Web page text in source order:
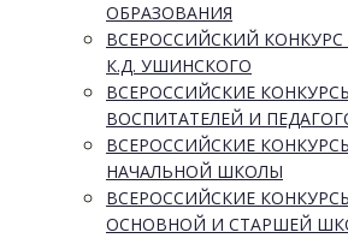
ОБРАЗОВАНИЯ
ВСЕРОССИЙСКИЙ
К.Д. УШИНСКОГО
ВСЕРОССИЙСКИЕ
ВОСПИТАТЕЛЕЙ И
ВСЕРОССИЙСКИЕ
НАЧАЛЬНОЙ ШКОЛЫ
ВСЕРОССИЙСКИЕ
ОСНОВНОЙ И СТАРШЕЙ